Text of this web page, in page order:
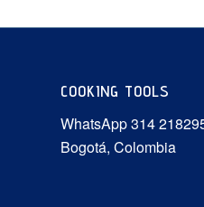
COOKING TOOLS
WhatsApp 314
Bogotá, Colombia